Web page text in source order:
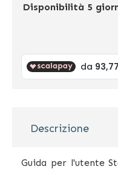
Disponibilità 5
Descrizione
Guida per l'utente